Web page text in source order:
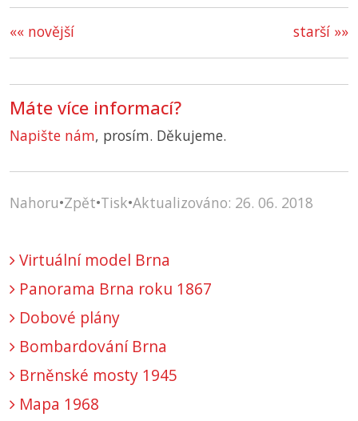
starší »»
«« novější
Máte více informací?
Napište nám, prosím. Děkujeme.
Nahoru•Zpět•Tisk•Aktualizováno: 26. 06. 2018
Virtuální model Brna
Panorama Brna roku 1867
Dobové plány
Bombardování Brna
Brněnské mosty 1945
Mapa 1968